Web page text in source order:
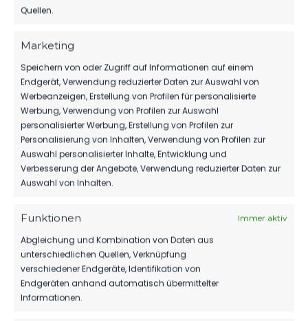
Quellen.
Marketing
Speichern von oder Zugriff auf Informationen auf einem
Endgerät, Verwendung reduzierter Daten zur Auswahl von
Werbeanzeigen, Erstellung von Profilen für personalisierte
Werbung, Verwendung von Profilen zur Auswahl
personalisierter Werbung, Erstellung von Profilen zur
Personalisierung von Inhalten, Verwendung von Profilen zur
Auswahl personalisierter Inhalte, Entwicklung und
Verbesserung der Angebote, Verwendung reduzierter Daten zur
Auswahl von Inhalten.
Funktionen Immer aktiv
Abgleichung und Kombination von Daten aus
unterschiedlichen Quellen, Verknüpfung
verschiedener Endgeräte, Identifikation von
Endgeräten anhand automatisch übermittelter
Informationen.
0
DATUM BEGEGNUNG ERGEBNIS
ÄHNLICHE BEITRÄGE
SV Zernsdorf vs FSV 63
Luckenwalde
11. Februar 2023
Ähnlicher Beitrag
Ruhlsdorfer BC vs FSV 63
Luckenwalde Freizeitliga